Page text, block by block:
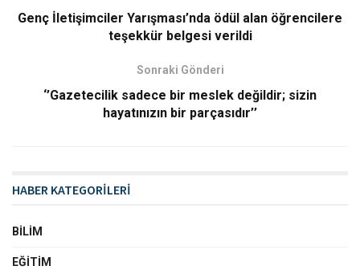
Genç İletişimciler Yarışması’nda ödül alan öğrencilere
teşekkür belgesi verildi
Sonraki Gönderi
‘’Gazetecilik sadece bir meslek değildir; sizin
hayatınızın bir parçasıdır’’
HABER KATEGORİLERİ
BILIM
EĞITIM